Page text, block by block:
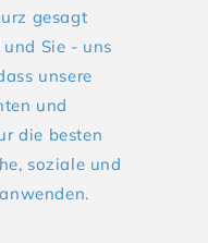
gesagt
Sie - uns
unsere
und
die besten
soziale und